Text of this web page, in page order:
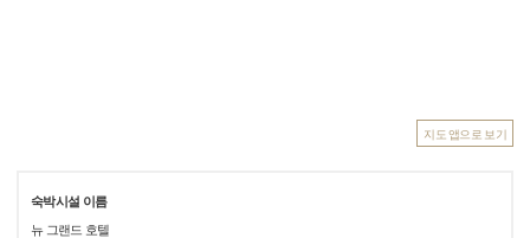
지도 앱으로 보기
숙박시설 이름
뉴 그랜드 호텔